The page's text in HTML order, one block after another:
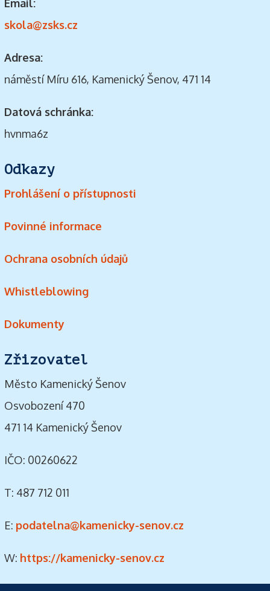
Email:
skola@zsks.cz
Adresa:
náměstí Míru 616, Kamenický Šenov, 471 14
Datová schránka:
hvnma6z
Odkazy
Prohlášení o přístupnosti
Povinné informace
Ochrana osobních údajů
Whistleblowing
Dokumenty
Zřizovatel
Město Kamenický Šenov
Osvobození 470
471 14 Kamenický Šenov
IČO: 00260622
T: 487 712 011
E: podatelna@kamenicky-senov.cz
W: https://kamenicky-senov.cz